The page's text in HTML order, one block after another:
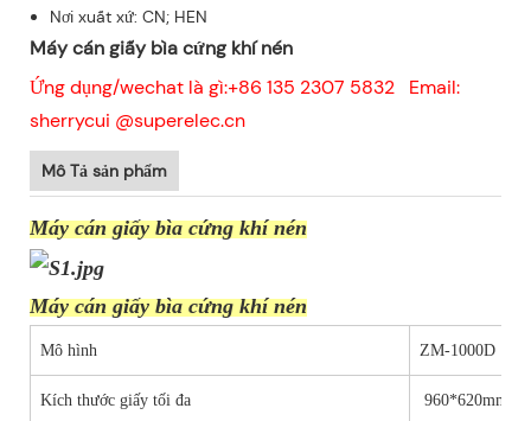
Nơi xuất xứ: CN; HEN
Máy cán giấy bìa cứng khí nén
Ứng dụng/wechat là gì:+86 135 2307 5832 Email:
sherrycui @superelec.cn
Mô Tả sản phẩm
Máy cán giấy bìa cứng khí nén
Máy cán giấy bìa cứng khí nén
Mô hình ZM-1000D
Kích thước giấy tối đa 960*620mm